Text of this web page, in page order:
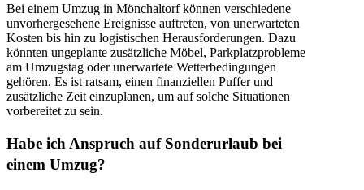
Bei einem Umzug in Mönchaltorf können verschiedene
unvorhergesehene Ereignisse auftreten, von unerwarteten
Kosten bis hin zu logistischen Herausforderungen. Dazu
könnten ungeplante zusätzliche Möbel, Parkplatzprobleme
am Umzugstag oder unerwartete Wetterbedingungen
gehören. Es ist ratsam, einen finanziellen Puffer und
zusätzliche Zeit einzuplanen, um auf solche Situationen
vorbereitet zu sein.
Habe ich Anspruch auf Sonderurlaub bei
einem Umzug?